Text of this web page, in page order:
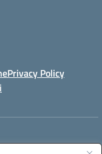
Privacy Policy